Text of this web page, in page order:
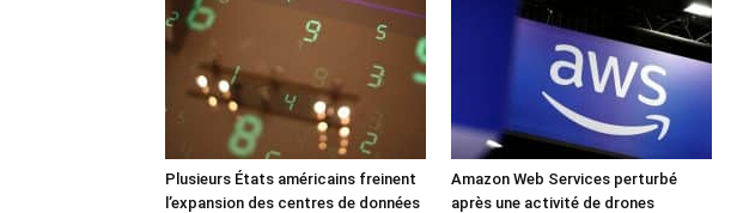
Plusieurs États américains freinent
l’expansion des centres de données
Amazon Web Services perturbé
après une activité de drones